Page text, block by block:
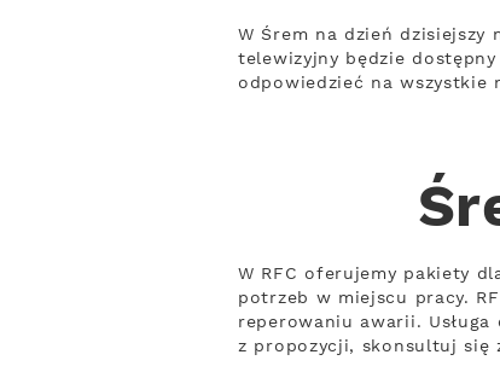
W Śrem na dzień
telewizyjny będzie
odpowiedzieć na wszystkie
W RFC oferujemy pakiety
potrzeb w miejscu pracy.
reperowaniu awarii.
z propozycji, skonsultuj się